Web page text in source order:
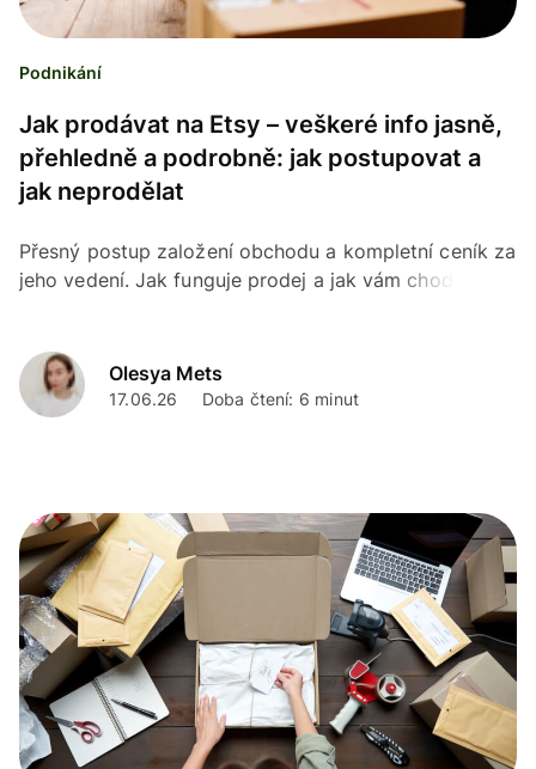
Podnikání
​​Jak prodávat na Etsy – veškeré info jasně,
přehledně a podrobně: jak postupovat a
jak neprodělat
Přesný postup založení obchodu a kompletní ceník za
jeho vedení. Jak funguje prodej a jak vám chodí
Olesya Mets
17.06.26 Doba čtení: 6 minut